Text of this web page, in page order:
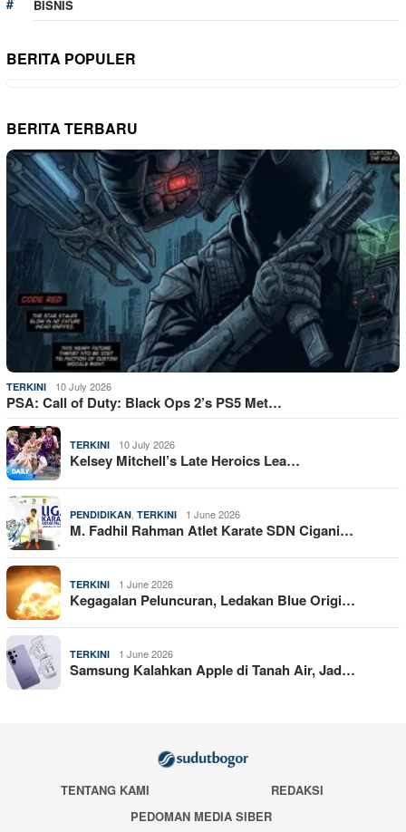
BISNIS
BERITA POPULER
BERITA TERBARU
TERKINI 10 July 2026
PSA: Call of Duty: Black Ops 2’s PS5 Met…
TERKINI 10 July 2026
Kelsey Mitchell’s Late Heroics Lea…
PENDIDIKAN TERKINI 1 June 2026
M. Fadhil Rahman Atlet Karate SDN Cigani…
TERKINI 1 June 2026
Kegagalan Peluncuran, Ledakan Blue Origi…
TERKINI 1 June 2026
Samsung Kalahkan Apple di Tanah Air, Jad…
TENTANG KAMI
REDAKSI
PEDOMAN MEDIA SIBER